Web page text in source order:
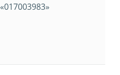
«017003983»